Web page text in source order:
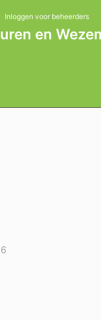
Inloggen voor beheerders
en